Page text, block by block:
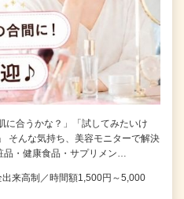
に合うかな？」「試してみたいけ
そんな気持ち、美容モニターで解決
品・健康食品・サプリメン…
来高制／時間額1,500円～5,000